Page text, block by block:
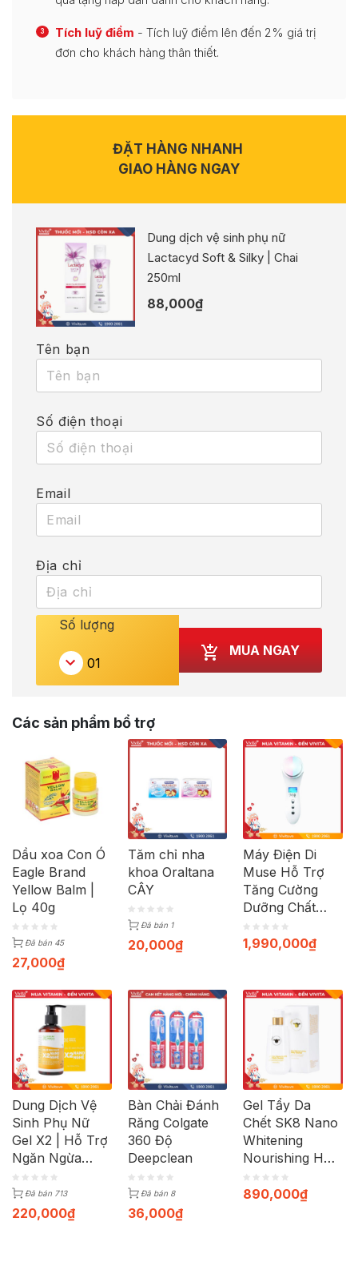
3 Tích luỹ điểm - Tích luỹ điểm lên đến 2% giá trị
đơn cho khách hàng thân thiết.
ĐẶT HÀNG NHANH
GIAO HÀNG NGAY
Dung dịch vệ sinh phụ nữ
Lactacyd Soft & Silky | Chai
250ml
88,000₫
Tên bạn
Số điện thoại
Email
Địa chỉ
Số lượng
MUA NGAY
Các sản phẩm bổ trợ
Dầu xoa Con Ó
Eagle Brand
Yellow Balm |
Lọ 40g
Đã bán 45
27,000₫
Tăm chỉ nha
khoa Oraltana
CÂY
Đã bán 1
20,000₫
Máy Điện Di
Muse Hỗ Trợ
Tăng Cường
Dưỡng Chất
Vào Da | Máy +
Cáp sạc
1,990,000₫
Dung Dịch Vệ
Sinh Phụ Nữ
Gel X2 | Hỗ Trợ
Ngăn Ngừa
Bệnh Phụ Khoa
| Chai 150ml
Đã bán 713
220,000₫
Bàn Chải Đánh
Răng Colgate
360 Độ
Deepclean
Đã bán 8
36,000₫
Gel Tẩy Da
Chết SK8 Nano
Whitening
Nourishing Hỗ
Trợ Làm Sáng
Mịn Da Cơ Thể
890,000₫